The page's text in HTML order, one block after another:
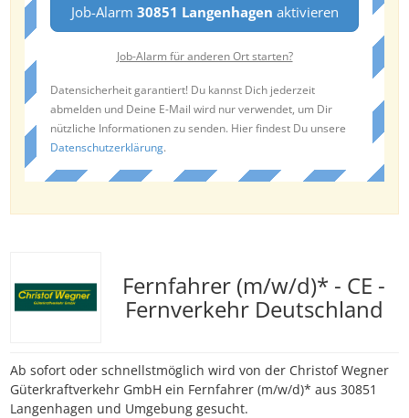
Job-Alarm 30851 Langenhagen aktivieren
Job-Alarm für anderen Ort starten?
Datensicherheit garantiert! Du kannst Dich jederzeit
abmelden und Deine E-Mail wird nur verwendet, um Dir
nützliche Informationen zu senden. Hier findest Du unsere
Datenschutzerklärung.
Fernfahrer (m/w/d)* - CE -
Fernverkehr Deutschland
Ab sofort oder schnellstmöglich wird von der Christof Wegner
Güterkraftverkehr GmbH ein Fernfahrer (m/w/d)* aus 30851
Langenhagen und Umgebung gesucht.